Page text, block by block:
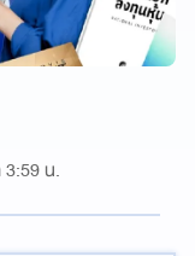
น.